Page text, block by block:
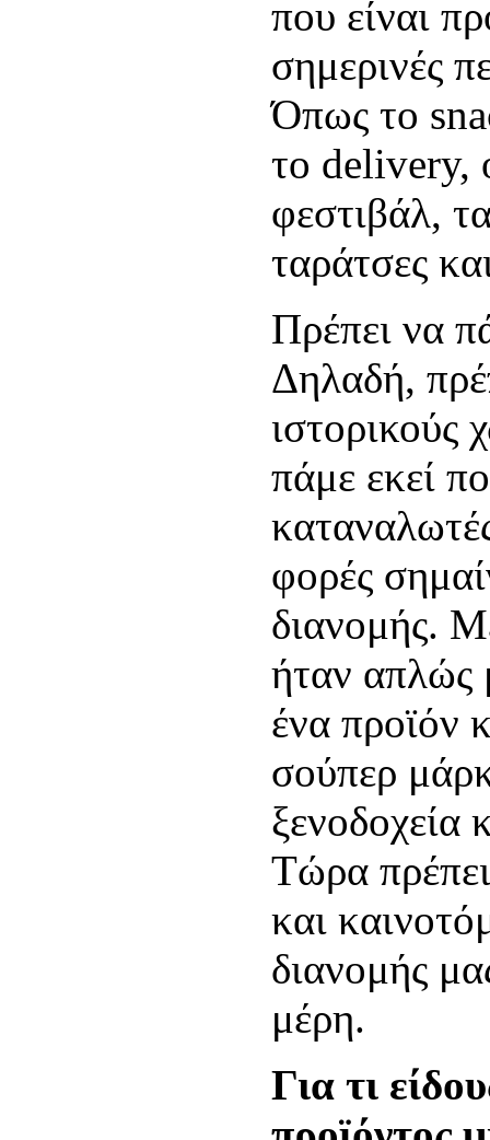
που είναι
σημερινές
Όπως το
το delivery,
φεστιβάλ,
ταράτσες
Πρέπει να
Δηλαδή,
πάμε εκεί
φορές
διανομής.
ήταν απλώς
ένα προϊόν
σούπερ
ξενοδοχεία
Τώρα
και
διανομής
μέρη.
Για τι